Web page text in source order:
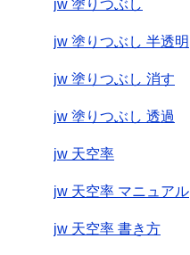
jw 塗りつぶし
jw 塗りつぶし 半透明
jw 塗りつぶし 消す
jw 塗りつぶし 透過
jw 天空率
jw 天空率 マニュアル
jw 天空率 書き方